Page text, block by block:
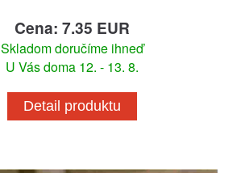
Cena: 7.35 EUR
Skladom doručíme ihneď
U Vás doma 12. - 13. 8.
Detail produktu